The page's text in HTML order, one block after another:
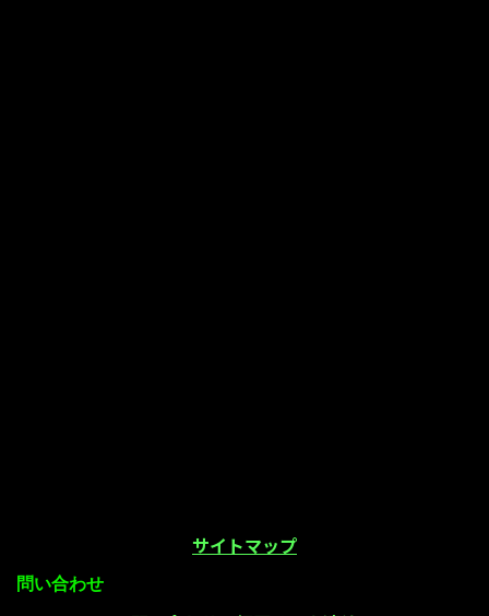
サイトマップ
問い合わせ